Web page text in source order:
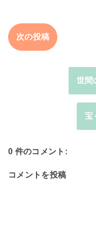
次の投稿
世間
宝
0 件のコメント:
コメントを投稿